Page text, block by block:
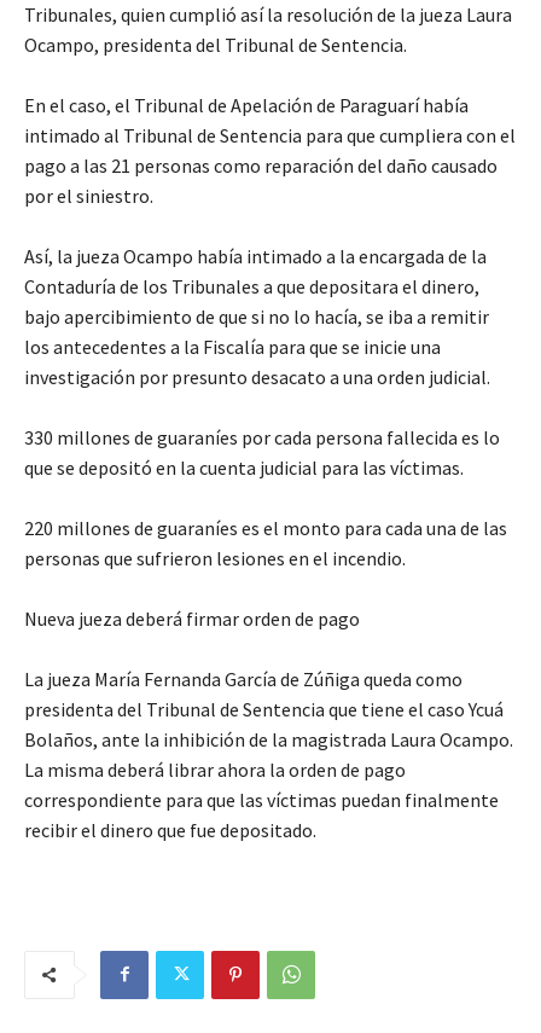
Tribunales, quien cumplió así la resolución de la jueza Laura
Ocampo, presidenta del Tribunal de Sentencia.
En el caso, el Tribunal de Apelación de Paraguarí había
intimado al Tribunal de Sentencia para que cumpliera con el
pago a las 21 personas como reparación del daño causado
por el siniestro.
Así, la jueza Ocampo había intimado a la encargada de la
Contaduría de los Tribunales a que depositara el dinero,
bajo apercibimiento de que si no lo hacía, se iba a remitir
los antecedentes a la Fiscalía para que se inicie una
investigación por presunto desacato a una orden judicial.
330 millones de guaraníes por cada persona fallecida es lo
que se depositó en la cuenta judicial para las víctimas.
220 millones de guaraníes es el monto para cada una de las
personas que sufrieron lesiones en el incendio.
Nueva jueza deberá firmar orden de pago
La jueza María Fernanda García de Zúñiga queda como
presidenta del Tribunal de Sentencia que tiene el caso Ycuá
Bolaños, ante la inhibición de la magistrada Laura Ocampo.
La misma deberá librar ahora la orden de pago
correspondiente para que las víctimas puedan finalmente
recibir el dinero que fue depositado.